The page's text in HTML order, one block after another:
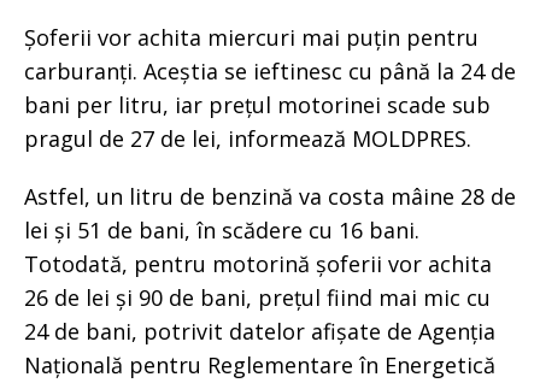
Șoferii vor achita miercuri mai puțin pentru
carburanți. Aceștia se ieftinesc cu până la 24 de
bani per litru, iar prețul motorinei scade sub
pragul de 27 de lei, informează MOLDPRES.
Astfel, un litru de benzină va costa mâine 28 de
lei și 51 de bani, în scădere cu 16 bani.
Totodată, pentru motorină șoferii vor achita
26 de lei și 90 de bani, prețul fiind mai mic cu
24 de bani, potrivit datelor afișate de Agenția
Națională pentru Reglementare în Energetică